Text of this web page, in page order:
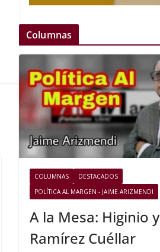
Columnas
COLUMNAS
DESTACADOS
POLÍTICA AL MARGEN - JAIME ARIZMENDI
A la Mesa: Higinio y
Ramírez Cuéllar